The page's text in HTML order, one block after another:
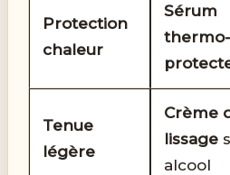
Protection
chaleur
Sérum
thermo-
Tenue
légère
Crème
lissage
alcool